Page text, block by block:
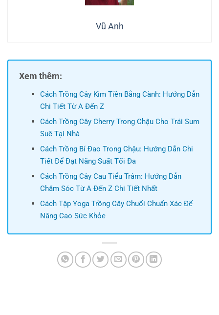
Vũ Anh
Xem thêm:
Cách Trồng Cây Kim Tiền Bằng Cành: Hướng Dẫn
Chi Tiết Từ A Đến Z
Cách Trồng Cây Cherry Trong Chậu Cho Trái Sum
Suê Tại Nhà
Cách Trồng Bí Đao Trong Chậu: Hướng Dẫn Chi
Tiết Để Đạt Năng Suất Tối Đa
Cách Trồng Cây Cau Tiểu Trâm: Hướng Dẫn
Chăm Sóc Từ A Đến Z Chi Tiết Nhất
Cách Tập Yoga Trồng Cây Chuối Chuẩn Xác Để
Nâng Cao Sức Khỏe